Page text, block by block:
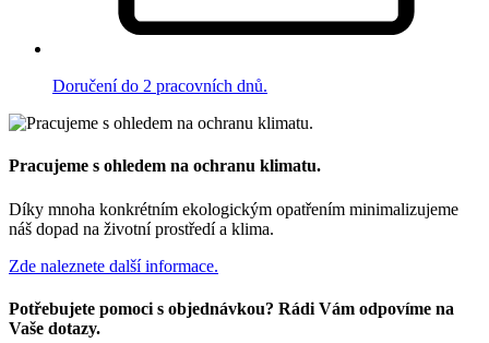
Doručení do 2 pracovních dnů.
Pracujeme s ohledem na ochranu klimatu.
Díky mnoha konkrétním ekologickým opatřením minimalizujeme
náš dopad na životní prostředí a klima.
Zde naleznete další informace.
Potřebujete pomoci s objednávkou? Rádi Vám odpovíme na
Vaše dotazy.